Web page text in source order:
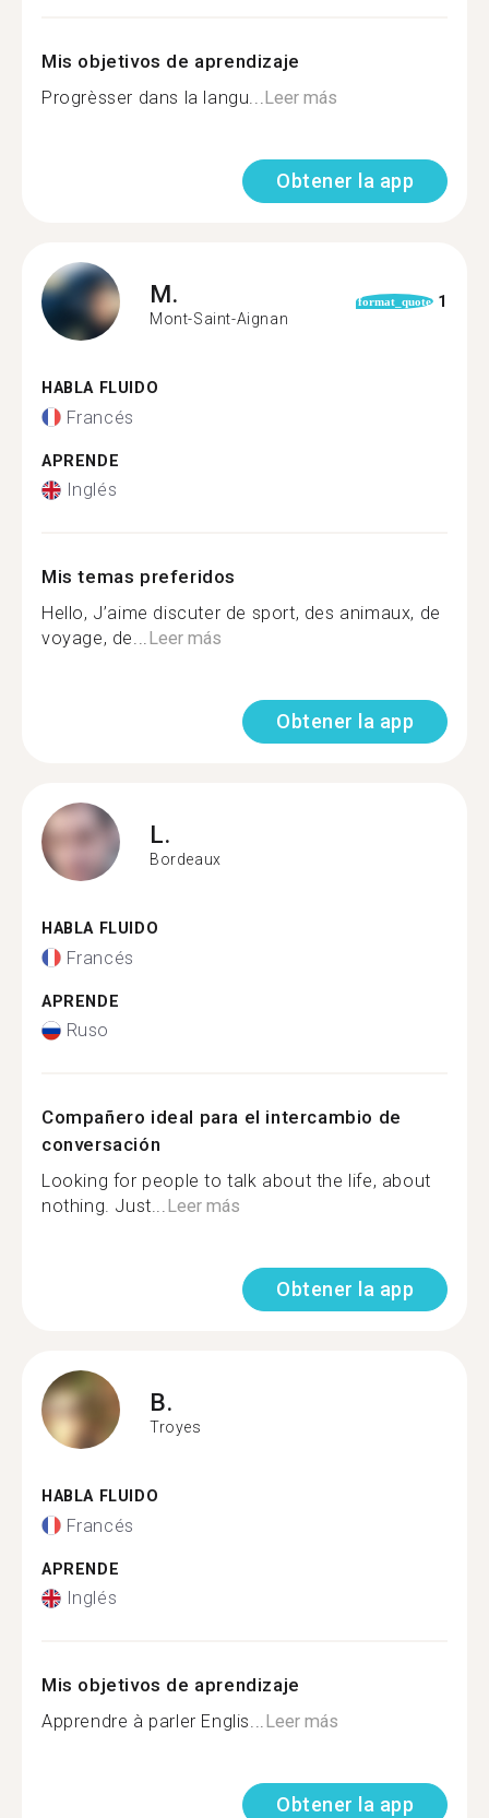
Mis objetivos de aprendizaje
Progrèsser dans la langu...Leer más
Obtener la app
M.
Mont-Saint-Aignan
format_quote 1
HABLA FLUIDO
Francés
APRENDE
Inglés
Mis temas preferidos
Hello, J’aime discuter de sport, des animaux, de
voyage, de...Leer más
Obtener la app
L.
Bordeaux
HABLA FLUIDO
Francés
APRENDE
Ruso
Compañero ideal para el intercambio de
conversación
Looking for people to talk about the life, about
nothing. Just...Leer más
Obtener la app
B.
Troyes
HABLA FLUIDO
Francés
APRENDE
Inglés
Mis objetivos de aprendizaje
Apprendre à parler Englis...Leer más
Obtener la app